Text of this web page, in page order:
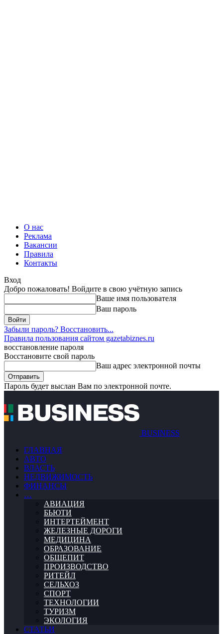
О нас
Реклама
Вакансии
Правила
Контакты
Вход
Добро пожаловать! Войдите в свою учётную запись
Ваше имя пользователя
Ваш пароль
Забыли пароль? Восстановить...
Правила пользования сайтом gazetabiznes.ru
восстановление пароля
Восстановите свой пароль
Ваш адрес электронной почты
Пароль будет выслан Вам по электронной почте.
BUSINESS
ГЛАВНАЯ
АВТО
ВЛАСТЬ
НЕДВИЖИМОСТЬ
ФИНАНСЫ
…
АВИАЦИЯ
БЬЮТИ
ИНТЕРТЕЙМЕНТ
ЖЕЛЕЗНЫЕ ДОРОГИ
МЕДИЦИНА
ОБРАЗОВАНИЕ
ОБЩЕПИТ
ПРОИЗВОДСТВО
РИТЕЙЛ
СЕЛЬХОЗ
СПОРТ
ТЕХНОЛОГИИ
ТУРИЗМ
ЭКОЛОГИЯ
СТАТЬИ